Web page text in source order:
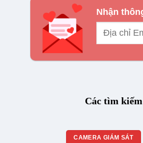
Nhận
Các tìm
CAMERA GIÁM SÁT